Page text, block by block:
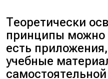
Теоретически
принципы можно
есть
учебные